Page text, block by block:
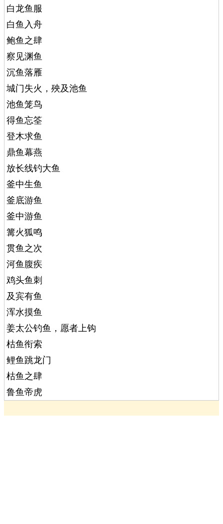
白龙鱼服
白鱼入舟
鲍鱼之肆
察见渊鱼
沉鱼落雁
城门失火，殃及池鱼
池鱼笼鸟
得鱼忘筌
登木求鱼
鼎鱼幕燕
放长线钓大鱼
釜中生鱼
釜底游鱼
釜中游鱼
篝火狐鸣
贯鱼之次
河鱼腹疾
鸡头鱼刺
及宾有鱼
浑水摸鱼
姜太公钓鱼，愿者上钩
枯鱼衔索
鲤鱼跳龙门
枯鱼之肆
鲁鱼帝虎